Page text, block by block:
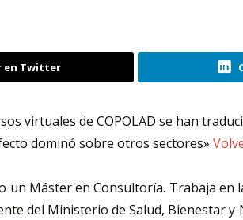
en Twitter
virtuales de COPOLAD se han
dominó sobre otros sectores»
Máster en Consultoría. Trabaja en
del Ministerio de Salud, Bienestar y